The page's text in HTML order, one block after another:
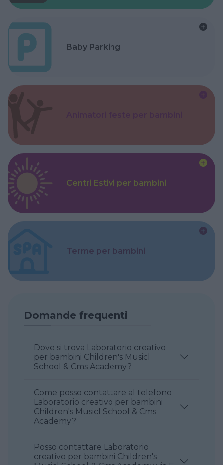
Baby Parking
Centri Estivi per bambini
Terme per bambini
Domande frequenti
Dove si trova Laboratorio creativo
per bambini Children's Musicl
School & Cms Academy?
Come posso contattare al telefono
Laboratorio creativo per bambini
Children's Musicl School & Cms
Academy?
Posso contattare Laboratorio
creativo per bambini Children's